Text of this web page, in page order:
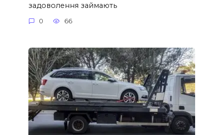
задоволення займають
0 66